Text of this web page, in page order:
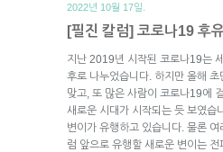
2022년 10월 17일.
[필진 칼럼] 코로나19 후
지난 2019년 시작된 코로나19는
후로 나누었습니다. 하지만 올해
맞고, 또 많은 사람이 코로나19에
새로운 시대가 시작되는 듯 보였습
변이가 유행하고 있습니다. 물론
럼 앞으로 유행할 새로운 변이는